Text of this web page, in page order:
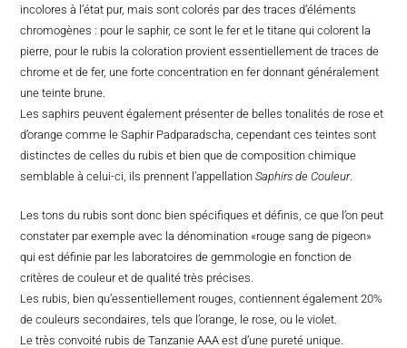
incolores à l’état pur, mais sont colorés par des traces d’éléments
chromogènes : pour le saphir, ce sont le fer et le titane qui colorent la
pierre, pour le rubis la coloration provient essentiellement de traces de
chrome et de fer, une forte concentration en fer donnant généralement
une teinte brune.
Les saphirs peuvent également présenter de belles tonalités de rose et
d’orange comme le Saphir Padparadscha, cependant ces teintes sont
distinctes de celles du rubis et bien que de composition chimique
semblable à celui-ci, ils prennent l’appellationSaphirs de Couleur.
Les tons du rubis sont donc bien spécifiques et définis, ce que l’on peut
constater par exemple avec la dénomination «rouge sang de pigeon»
qui est définie par les laboratoires de gemmologie en fonction de
critères de couleur et de qualité très précises.
Les rubis, bien qu’essentiellement rouges, contiennent également 20%
de couleurs secondaires, tels que l’orange, le rose, ou le violet.
Le très convoité rubis de Tanzanie AAA est d’une pureté unique.